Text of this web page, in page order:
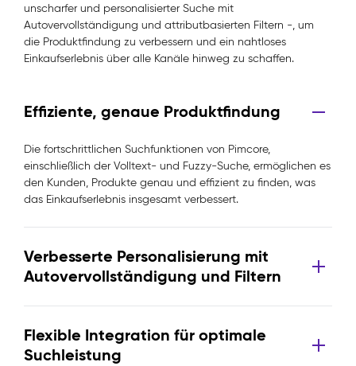
unscharfer und personalisierter Suche mit
Autovervollständigung und attributbasierten Filtern -, um
die Produktfindung zu verbessern und ein nahtloses
Einkaufserlebnis über alle Kanäle hinweg zu schaffen.
Effiziente, genaue Produktfindung
Die fortschrittlichen Suchfunktionen von Pimcore,
einschließlich der Volltext- und Fuzzy-Suche, ermöglichen es
den Kunden, Produkte genau und effizient zu finden, was
das Einkaufserlebnis insgesamt verbessert.
Verbesserte Personalisierung mit
Autovervollständigung und Filtern
Flexible Integration für optimale
Suchleistung